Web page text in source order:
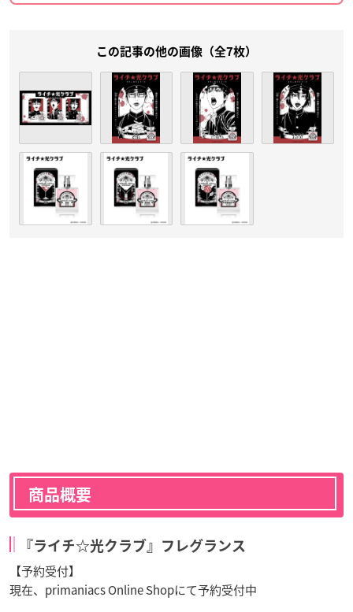
この記事の他の画像（全7枚）
商品概要
『ライチ☆光クラブ』フレグランス
【予約受付】
現在、primaniacs Online Shopにて予約受付中